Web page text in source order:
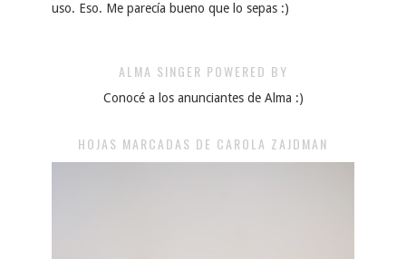
uso. Eso. Me parecía bueno que lo sepas :)
ALMA SINGER POWERED BY
Conocé a los anunciantes de Alma :)
HOJAS MARCADAS DE CAROLA ZAJDMAN